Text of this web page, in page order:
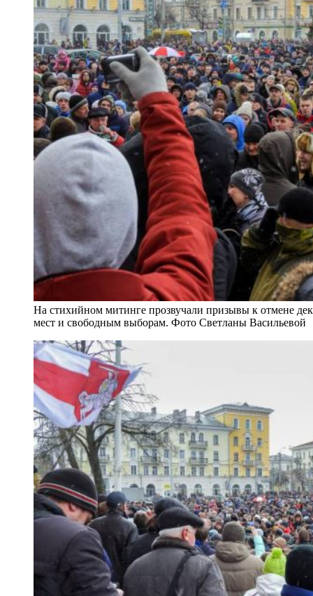
На стихийном митинге прозвучали призывы к отмене
мест и свободным выборам. Фото Светланы Васильевой